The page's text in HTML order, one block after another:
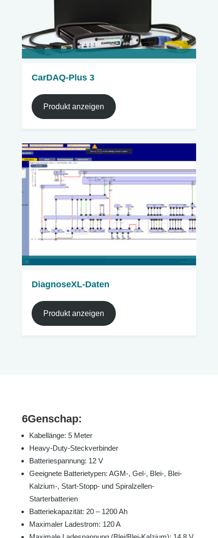
CarDAQ-Plus 3
Produkt anzeigen
DiagnoseXL-Daten
Produkt anzeigen
6Genschap:
Kabellänge: 5 Meter
Heavy-Duty-Steckverbinder
Batteriespannung: 12 V
Geeignete Batterietypen: AGM-, Gel-, Blei-, Blei-
Kalzium-, Start-Stopp- und Spiralzellen-
Starterbatterien
Batteriekapazität: 20 – 1200 Ah
Maximaler Ladestrom: 120 A